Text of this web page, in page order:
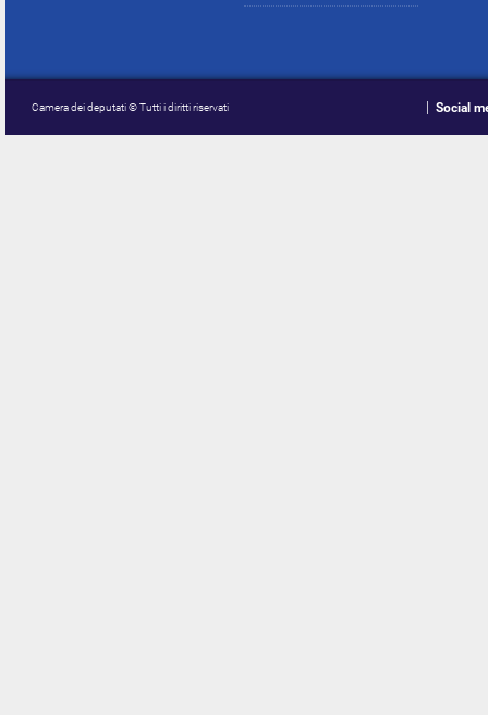
Camera dei deputati © Tutti i diritti riservati Social